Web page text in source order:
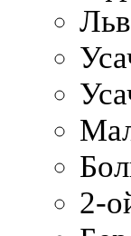
2-